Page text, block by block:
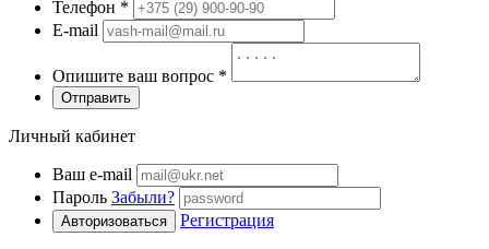
Телефон *
E-mail
Опишите ваш вопрос *
Отправить
Личный кабинет
Ваш e-mail
Пароль Забыли?
Авторизоваться Регистрация